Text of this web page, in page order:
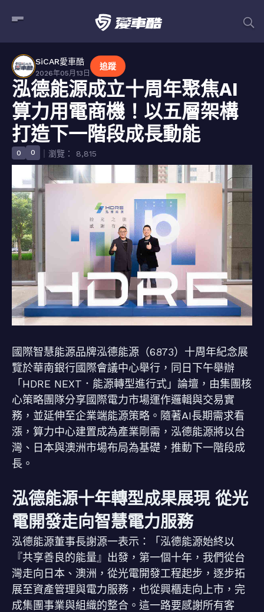
SiCAR愛車酷
2026年05月13日
追蹤
泓德能源成立十周年聚焦AI
算力用電商機！以五層架構
打造下一階段成長動能
0 0 ｜瀏覽： 8,815
國際智慧能源品牌泓德能源（6873）十周年紀念展
覽於華南銀行國際會議中心舉行，同日下午舉辦
「HDRE NEXT．能源轉型進行式」論壇，由集團核
心策略團隊分享國際電力市場運作邏輯與交易實
務，並延伸至企業端能源策略。隨著AI長期需求看
漲，算力中心建置成為產業剛需，泓德能源將以台
灣、日本與澳洲市場布局為基礎，推動下一階段成
長。
泓德能源十年轉型成果展現 從光
電開發走向智慧電力服務
泓德能源董事長謝源一表示：「泓德能源始終以
『共享善良的能量』出發，第一個十年，我們從台
灣走向日本、澳洲，從光電開發工程起步，逐步拓
展至資產管理與電力服務，也從興櫃走向上市，完
成集團事業與組織的整合。這一路要感謝所有客